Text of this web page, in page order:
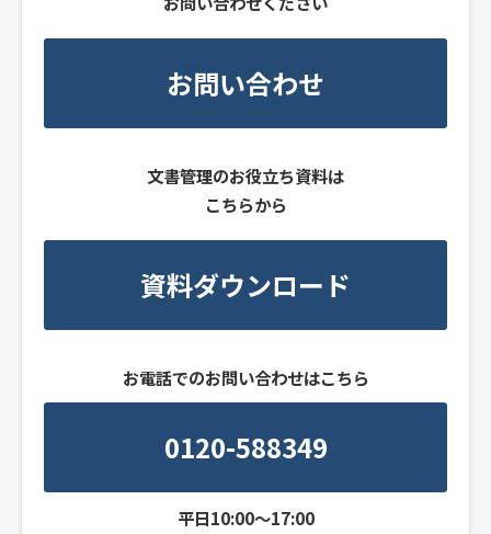
お問い合わせ
文書管理のお役立ち資料は
こちらから
資料ダウンロード
お電話でのお問い合わせはこちら
0120-588349
平日10:00～17:00